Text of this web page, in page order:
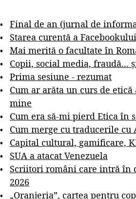
Final de an (jurnal de
Starea curentă a Facebookului
Mai merită o facultate în
Copii, social media, fraudă...
Prima sesiune - rezumat
Cum ar arăta un curs de
mine
Cum era să-mi pierd Etica în
Cum merge cu traducerile cu
Capital cultural, gamificare,
SUA a atacat Venezuela
Scriitori români care intră în
2026
„Oranjeria”, cartea pentru